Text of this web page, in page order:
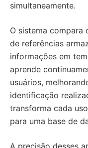
simultaneamente.
O sistema compara
de referências
informações em
aprende
usuários,
identificação
transforma cada
para uma base de
A precisão desses